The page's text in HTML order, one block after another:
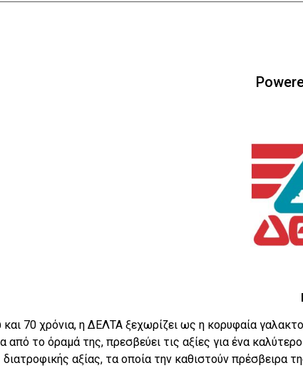
70 χρόνια, η ΔΕΛΤΑ ξεχωρίζει ως η κορυφαία
από το όραμά της, πρεσβεύει τις αξίες για ένα
διατροφικής αξίας, τα οποία την καθιστούν πρέσβειρα